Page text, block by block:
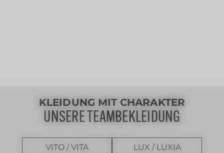
KLEIDUNG MIT CHARAKTER
UNSERE TEAMBEKLEIDUNG
VITO / VITA LUX / LUXIA